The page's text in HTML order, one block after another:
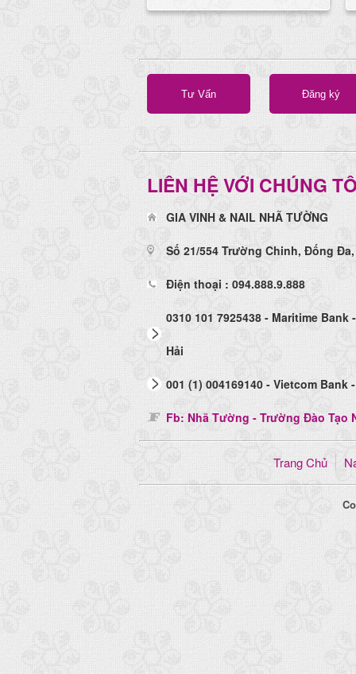
Tư Vấn Đăng ký
LIÊN HỆ VỚI CHÚNG
GIA VINH & NAIL NHÃ TƯỜNG
Số 21/554 Trường Chinh, Đống
Điện thoại : 094.888.9.888
0310 101 7925438 - Maritime Bank
Hải
001 (1) 004169140 - Vietcom Bank
Fb: Nhã Tường - Trường Đào Tạo
Trang Chủ